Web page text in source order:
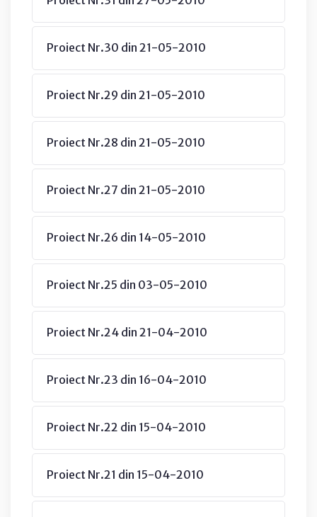
Proiect Nr.30 din 21-05-2010
Proiect Nr.29 din 21-05-2010
Proiect Nr.28 din 21-05-2010
Proiect Nr.27 din 21-05-2010
Proiect Nr.26 din 14-05-2010
Proiect Nr.25 din 03-05-2010
Proiect Nr.24 din 21-04-2010
Proiect Nr.23 din 16-04-2010
Proiect Nr.22 din 15-04-2010
Proiect Nr.21 din 15-04-2010